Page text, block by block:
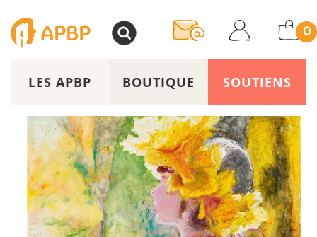
0
LES APBP BOUTIQUE SOUTIENS